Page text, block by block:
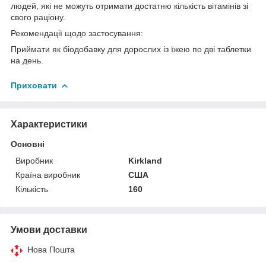
людей, які не можуть отримати достатню кількість вітамінів зі
свого раціону.
Рекомендації щодо застосування:
Приймати як біодобавку для дорослих із їжею по дві таблетки
на день.
Приховати
Характеристики
Основні
Виробник
Kirkland
Країна виробник
США
Кількість
160
Умови доставки
Нова Пошта